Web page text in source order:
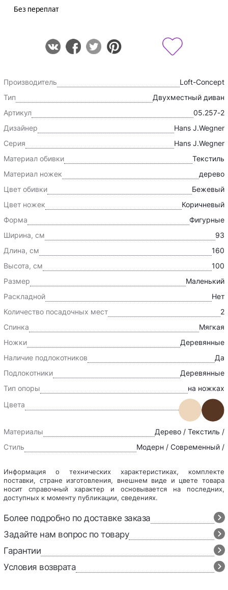
Производитель
Loft-Concept
Тип
Двухместный диван
Артикул
05.257-2
Дизайнер
Hans J.Wegner
Серия
Hans J.Wegner
Материал обивки
Текстиль
Материал ножек
дерево
Цвет обивки
Бежевый
Цвет ножек
Коричневый
Форма
Фигурные
Ширина, см
93
Длина, см
160
Высота, см
100
Размер
Маленький
Раскладной
Нет
Количество посадочных мест
2
Спинка
Мягкая
Ножки
Деревянные
Наличие подлокотников
Да
Подлокотники
Деревянные
Тип опоры
на ножках
Цвета
Материалы
Дерево / Текстиль /
Стиль
Модерн / Современный /
Информация о технических характеристиках, комплекте
поставки, стране изготовления, внешнем виде и цвете товара
носит справочный характер и основывается на последних,
доступных к моменту публикации, сведениях.
Более подробно по доставке заказа
Задайте нам вопрос по товару
Гарантии
Условия возврата